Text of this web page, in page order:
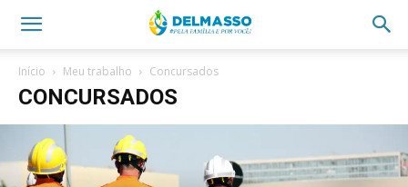
Início Meu trabalho Concursados
CONCURSADOS